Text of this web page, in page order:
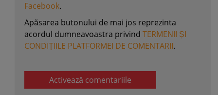
Facebook.
Apăsarea butonului de mai jos reprezinta
acordul dumneavoastra privind TERMENII ȘI
CONDIȚIILE PLATFORMEI DE COMENTARII.
Activează comentariile